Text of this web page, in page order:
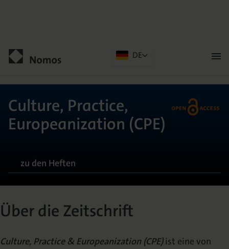
ALLGEMEIN
DE
Kontakt
Culture, Practice,
Europeanization (CPE)
zu den Heften
Über die Zeitschrift
Culture, Practice & Europeanization (CPE)ist eine von